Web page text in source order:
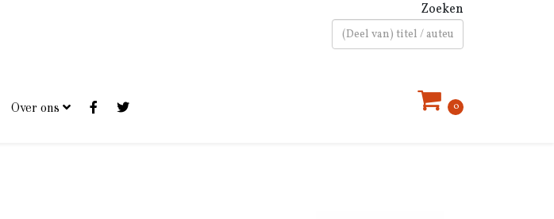
Zoeken
Over ons 0